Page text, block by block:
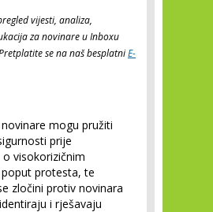
vijesti, analiza,
za novinare u Inboxu
se na naš besplatniE-
mogu pružiti
prije
visokorizičnim
protesta, te
zločini protiv novinara
i rješavaju